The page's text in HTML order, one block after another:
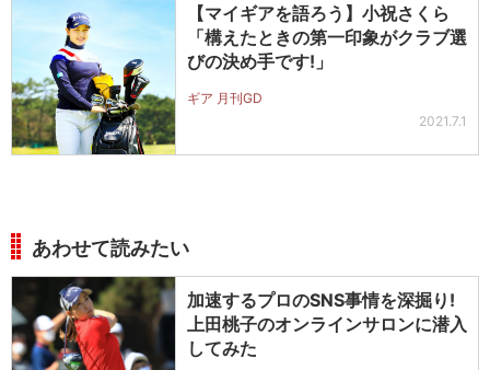
【マイギアを語ろう】小祝さくら
「構えたときの第一印象がクラブ選
びの決め手です!」
ギア 月刊GD
2021.7.1
あわせて読みたい
加速するプロのSNS事情を深掘り!
上田桃子のオンラインサロンに潜入
してみた